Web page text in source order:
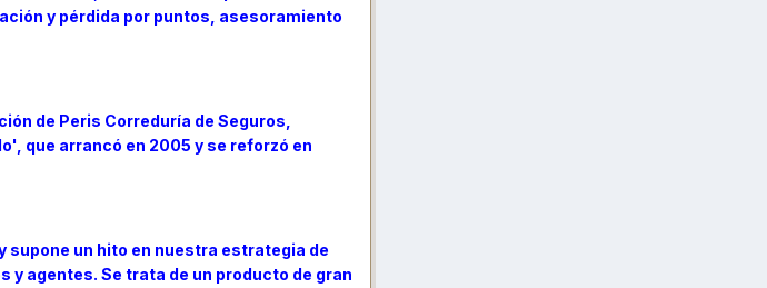
y pérdida por puntos, asesoramiento
de Peris Correduría de Seguros,
que arrancó en 2005 y se reforzó en
supone un hito en nuestra estrategia de
y agentes. Se trata de un producto de gran